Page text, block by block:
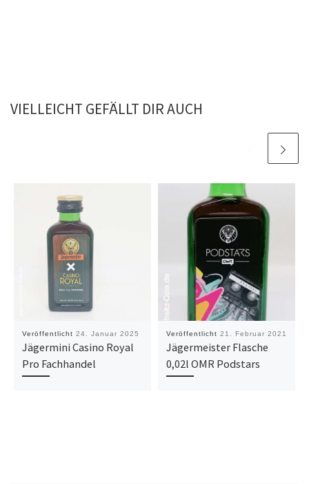
VIELLEICHT GEFÄLLT DIR AUCH
Veröffentlicht 24. Januar 2025
Jägermini Casino Royal
Pro Fachhandel
Veröffentlicht 21. Februar 2021
Jägermeister Flasche
0,02l OMR Podstars